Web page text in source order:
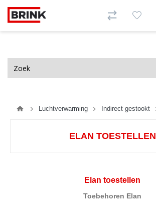
Luchtverwarming Indirect gestookt
ELAN TOESTELLEN
Elan toestellen
Toebehoren Elan